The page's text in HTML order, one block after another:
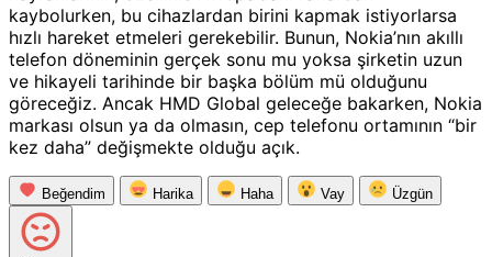
kaybolurken, bu cihazlardan birini kapmak istiyorlarsa
hızlı hareket etmeleri gerekebilir. Bunun, Nokia’nın akıllı
telefon döneminin gerçek sonu mu yoksa şirketin uzun
ve hikayeli tarihinde bir başka bölüm mü olduğunu
göreceğiz. Ancak HMD Global geleceğe bakarken, Nokia
markası olsun ya da olmasın, cep telefonu ortamının “bir
kez daha” değişmekte olduğu açık.
Beğendim Harika Haha Vay Üzgün